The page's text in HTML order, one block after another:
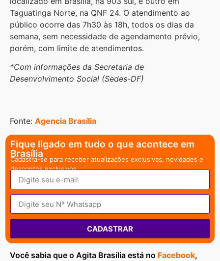
Taguatinga Norte, na QNF 24. O atendimento ao
público ocorre das 7h30 às 18h, todos os dias da
semana, sem necessidade de agendamento prévio,
porém, com limite de atendimentos.
*Com informações da Secretaria de
Desenvolvimento Social (Sedes-DF)
Fonte: Agencia Brasília
Fique ligado em tudo o que acontece em
Brasília
Cadastra-se para receber atualizações exclusivas, novidades e
descontos exclusivos.
CADASTRAR
Você sabia que o Agita Brasília está no Facebook,